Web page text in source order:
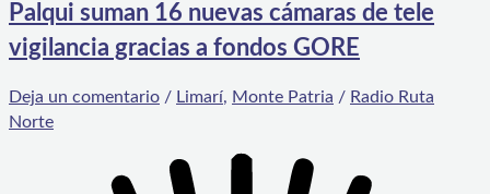
Palqui suman 16 nuevas cámaras de tele
vigilancia gracias a fondos GORE
Deja un comentario / Limarí, Monte Patria / Radio Ruta
Norte